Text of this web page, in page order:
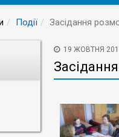
Події Засідання
19 ЖОВТНЯ